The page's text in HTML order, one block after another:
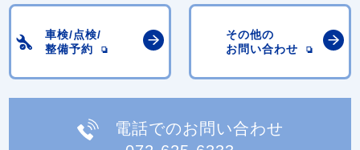
車検/点検/
整備予約
その他の
お問い合わせ
電話でのお問い合わせ